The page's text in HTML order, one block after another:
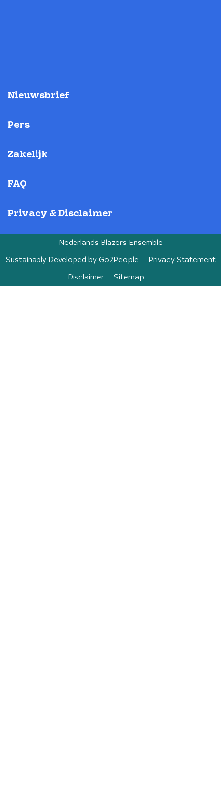
Nieuwsbrief
Pers
Zakelijk
FAQ
Privacy & Disclaimer
Nederlands Blazers Ensemble
Sustainably Developed by Go2People Privacy Statement
Disclaimer Sitemap